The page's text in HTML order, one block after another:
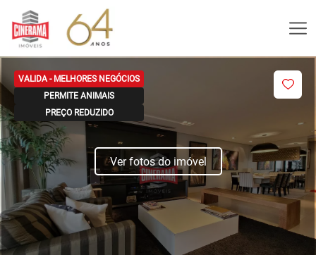
VALIDA - MELHORES NEGÓCIOS
PERMITE ANIMAIS
PREÇO REDUZIDO
Ver fotos do imóvel